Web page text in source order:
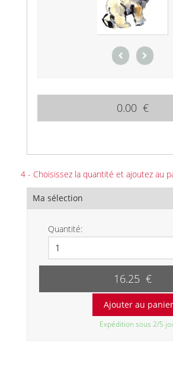
0.00 €
4 - Choisissez la quantité et ajoutez au
Ma sélection
Quantité:
16.25 €
Expédition sous 2/5